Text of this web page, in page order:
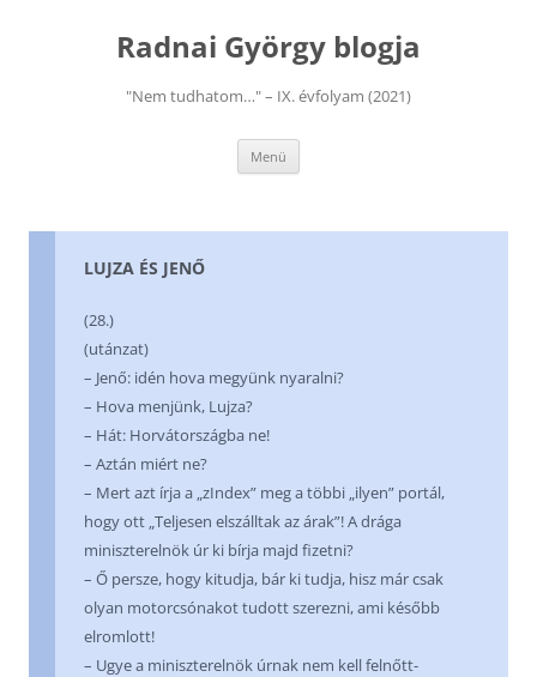
Radnai György blogja
"Nem tudhatom…" – IX. évfolyam (2021)
Menü
LUJZA ÉS JENŐ
(28.)
(utánzat)
– Jenő: idén hova megyünk nyaralni?
– Hova menjünk, Lujza?
– Hát: Horvátországba ne!
– Aztán miért ne?
– Mert azt írja a „zIndex” meg a többi „ilyen” portál,
hogy ott „Teljesen elszálltak az árak”! A drága
miniszterelnök úr ki bírja majd fizetni?
– Ő persze, hogy kitudja, bár ki tudja, hisz már csak
olyan motorcsónakot tudott szerezni, ami később
elromlott!
– Ugye a miniszterelnök úrnak nem kell felnőtt-